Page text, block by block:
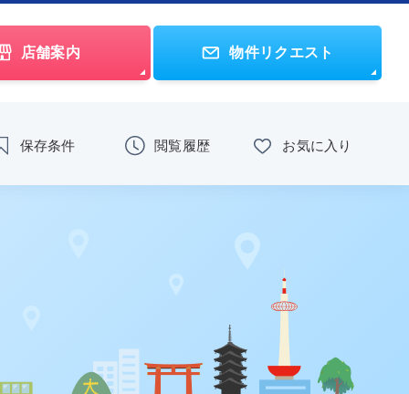
店舗案内 物件リクエスト
保存条件 閲覧履歴 お気に入り